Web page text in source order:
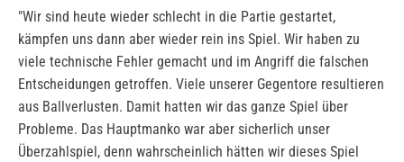
"Wir sind heute wieder schlecht in die Partie gestartet,
kämpfen uns dann aber wieder rein ins Spiel. Wir haben zu
viele technische Fehler gemacht und im Angriff die falschen
Entscheidungen getroffen. Viele unserer Gegentore resultieren
aus Ballverlusten. Damit hatten wir das ganze Spiel über
Probleme. Das Hauptmanko war aber sicherlich unser
Überzahlspiel, denn wahrscheinlich hätten wir dieses Spiel